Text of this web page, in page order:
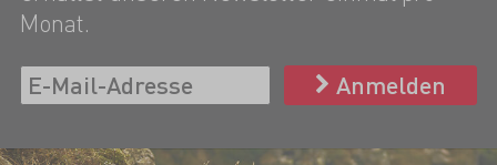
Monat.
Anmelden